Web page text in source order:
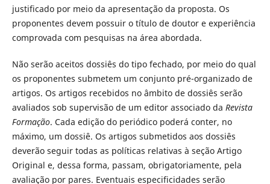
justificado por meio da apresentação da proposta. Os
proponentes devem possuir o título de doutor e experiência
comprovada com pesquisas na área abordada.
Não serão aceitos dossiês do tipo fechado, por meio do qual
os proponentes submetem um conjunto pré-organizado de
artigos. Os artigos recebidos no âmbito de dossiês serão
avaliados sob supervisão de um editor associado da Revista
Formação. Cada edição do periódico poderá conter, no
máximo, um dossiê. Os artigos submetidos aos dossiês
deverão seguir todas as políticas relativas à seção Artigo
Original e, dessa forma, passam, obrigatoriamente, pela
avaliação por pares. Eventuais especificidades serão